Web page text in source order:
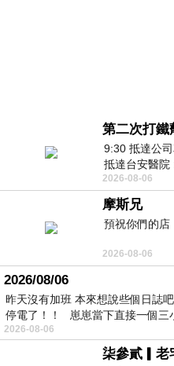
第二次打鐵
9:30 抵達公
抵達台安醫院
去的 B12 彌
2026-08-06
摩斯兄
預祝你們的店
2026-08-06
2026/08/06
昨天沒有加班 本來想說些個日誌
停電了！！ 崽崽當下直接一個三
2026-08-06
柒參貳▎老